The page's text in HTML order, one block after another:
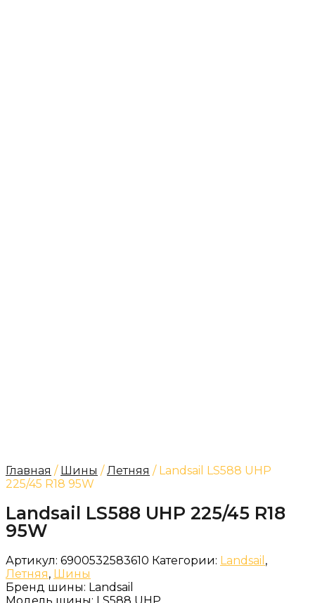
Главная / Шины /Летняя / Landsail LS588 UHP
225/45 R18 95W
Landsail LS588 UHP 225/45 R18
95W
Артикул: 6900532583610 Категории: Landsail ,
Летняя, Шины
Бренд шины: Landsail